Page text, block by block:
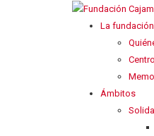
La fundación
Ámbitos